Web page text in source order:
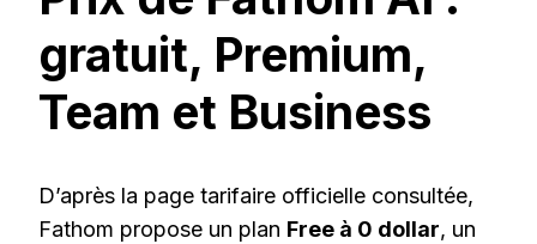
gratuit, Premium,
Team et Business
D’après la page tarifaire officielle consultée,
Fathom propose un plan Free à 0 dollar, un